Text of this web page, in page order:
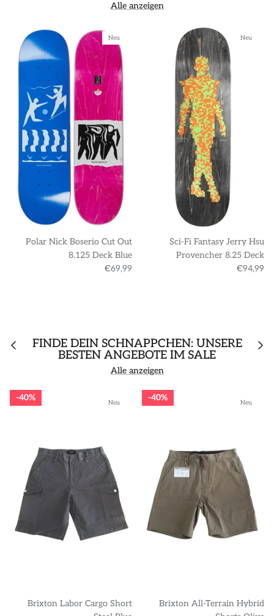
Alle anzeigen
Neu
Polar Nick Boserio Cut Out
8.125 Deck Blue
€69,99
Neu
Sci-Fi Fantasy Jerry Hsu
Provencher 8.25 Deck
€94,99
FINDE DEIN SCHNÄPPCHEN: UNSERE
BESTEN ANGEBOTE IM SALE
Alle anzeigen
Neu
40%
Brixton Labor Cargo Short
Neu
40%
Brixton All-Terrain Hybrid